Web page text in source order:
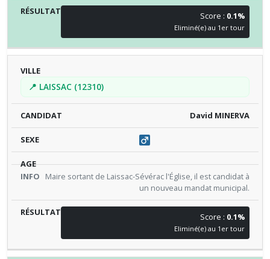
Score : 0.1%
Eliminé(e) au 1er tour
📍 LAISSAC (12310)
David MINERVA
Maire sortant de Laissac-Sévérac l'Église, il est candidat à
un nouveau mandat municipal.
Score : 0.1%
Eliminé(e) au 1er tour